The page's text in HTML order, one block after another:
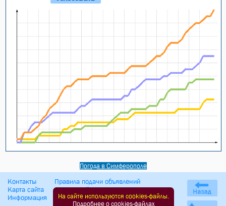
Погода в Симферополе
Контакты
Карта сайта
Информация
Правила подачи объявлений
Оферта сайта
Политика обработки ПД
На сайте используются cookies-файлы.
Подробнее о cookies-файлах